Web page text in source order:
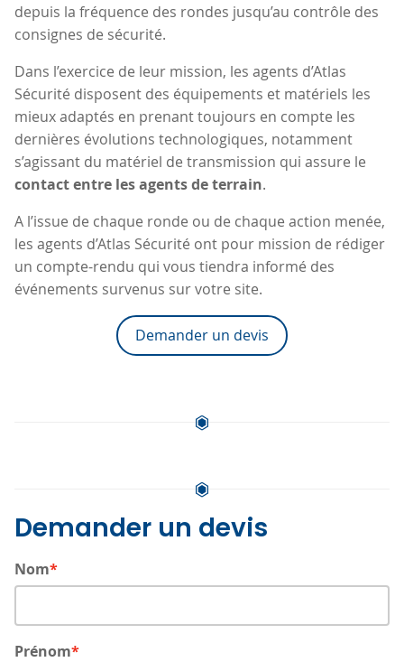
depuis la fréquence des rondes jusqu’au contrôle des
consignes de sécurité.
Dans l’exercice de leur mission, les agents d’Atlas
Sécurité disposent des équipements et matériels les
mieux adaptés en prenant toujours en compte les
dernières évolutions technologiques, notamment
s’agissant du matériel de transmission qui assure le
contact entre les agents de terrain.
A l’issue de chaque ronde ou de chaque action menée,
les agents d’Atlas Sécurité ont pour mission de rédiger
un compte-rendu qui vous tiendra informé des
événements survenus sur votre site.
Demander un devis
Demander un devis
Nom
Prénom